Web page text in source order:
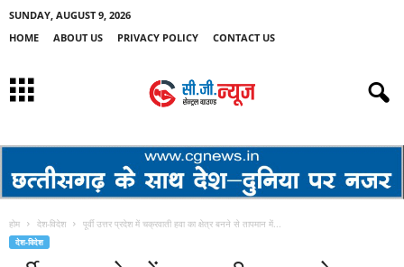
SUNDAY, AUGUST 9, 2026
HOME
ABOUT US PRIVACY POLICY CONTACT US
होम देश-विदेश पूर्वी उत्तर प्रदेश में चक्रवाती हवा का क्षेत्र बनने से तापमान में...
देश-विदेश